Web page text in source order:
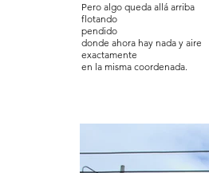
Pero algo queda allá arriba
flotando
pendido
donde ahora hay nada y aire
exactamente
en la misma coordenada.